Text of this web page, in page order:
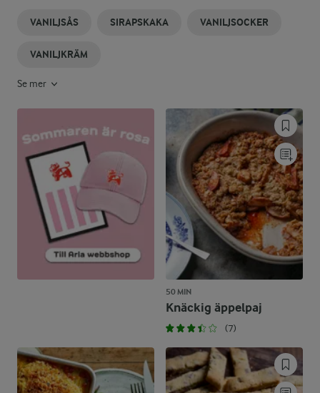
VANILJSÅS SIRAPSKAKA VANILJSOCKER
VANILJKRÄM
Se mer
50 MIN
Knäckig äppelpaj
(7)